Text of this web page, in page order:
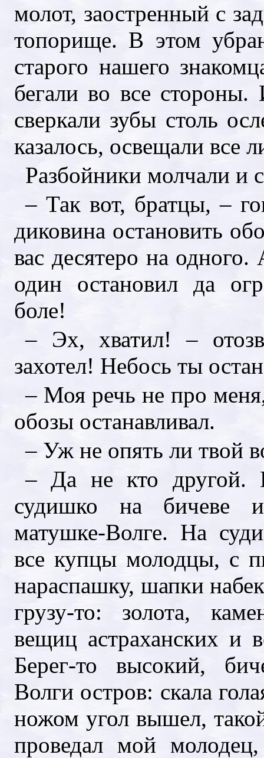
молот, заостренный с
топорище. В этом
старого нашего
бегали во все
сверкали зубы столь
казалось, освещали все
Разбойники молчали и
– Так вот, братцы, –
диковина остановить
вас десятеро на
один остановил да
боле!
– Эх, хватил! –
захотел! Небось ты
– Моя речь не про
обозы останавливал.
– Уж не опять ли твой
– Да не кто другой.
судишко на бичеве
матушке-Волге. На
все купцы молодцы, с
нараспашку, шапки
грузу-то: золота,
вещиц астраханских и
Берег-то высокий,
Волги остров: скала
ножом угол вышел,
проведал мой